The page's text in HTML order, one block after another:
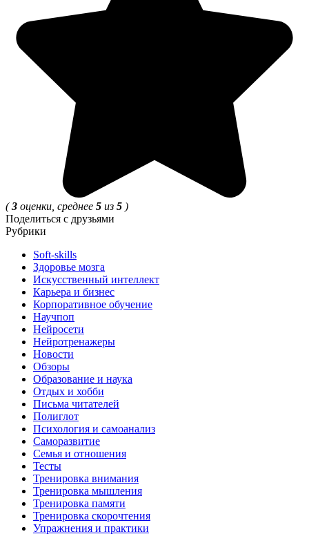
(3 оценки, среднее 5 из 5 )
Поделиться с друзьями
Рубрики
Soft-skills
Здоровье мозга
Искусственный интеллект
Карьера и бизнес
Корпоративное обучение
Научпоп
Нейросети
Нейротренажеры
Новости
Обзоры
Образование и наука
Отдых и хобби
Письма читателей
Полиглот
Психология и самоанализ
Саморазвитие
Семья и отношения
Тесты
Тренировка внимания
Тренировка мышления
Тренировка памяти
Тренировка скорочтения
Упражнения и практики